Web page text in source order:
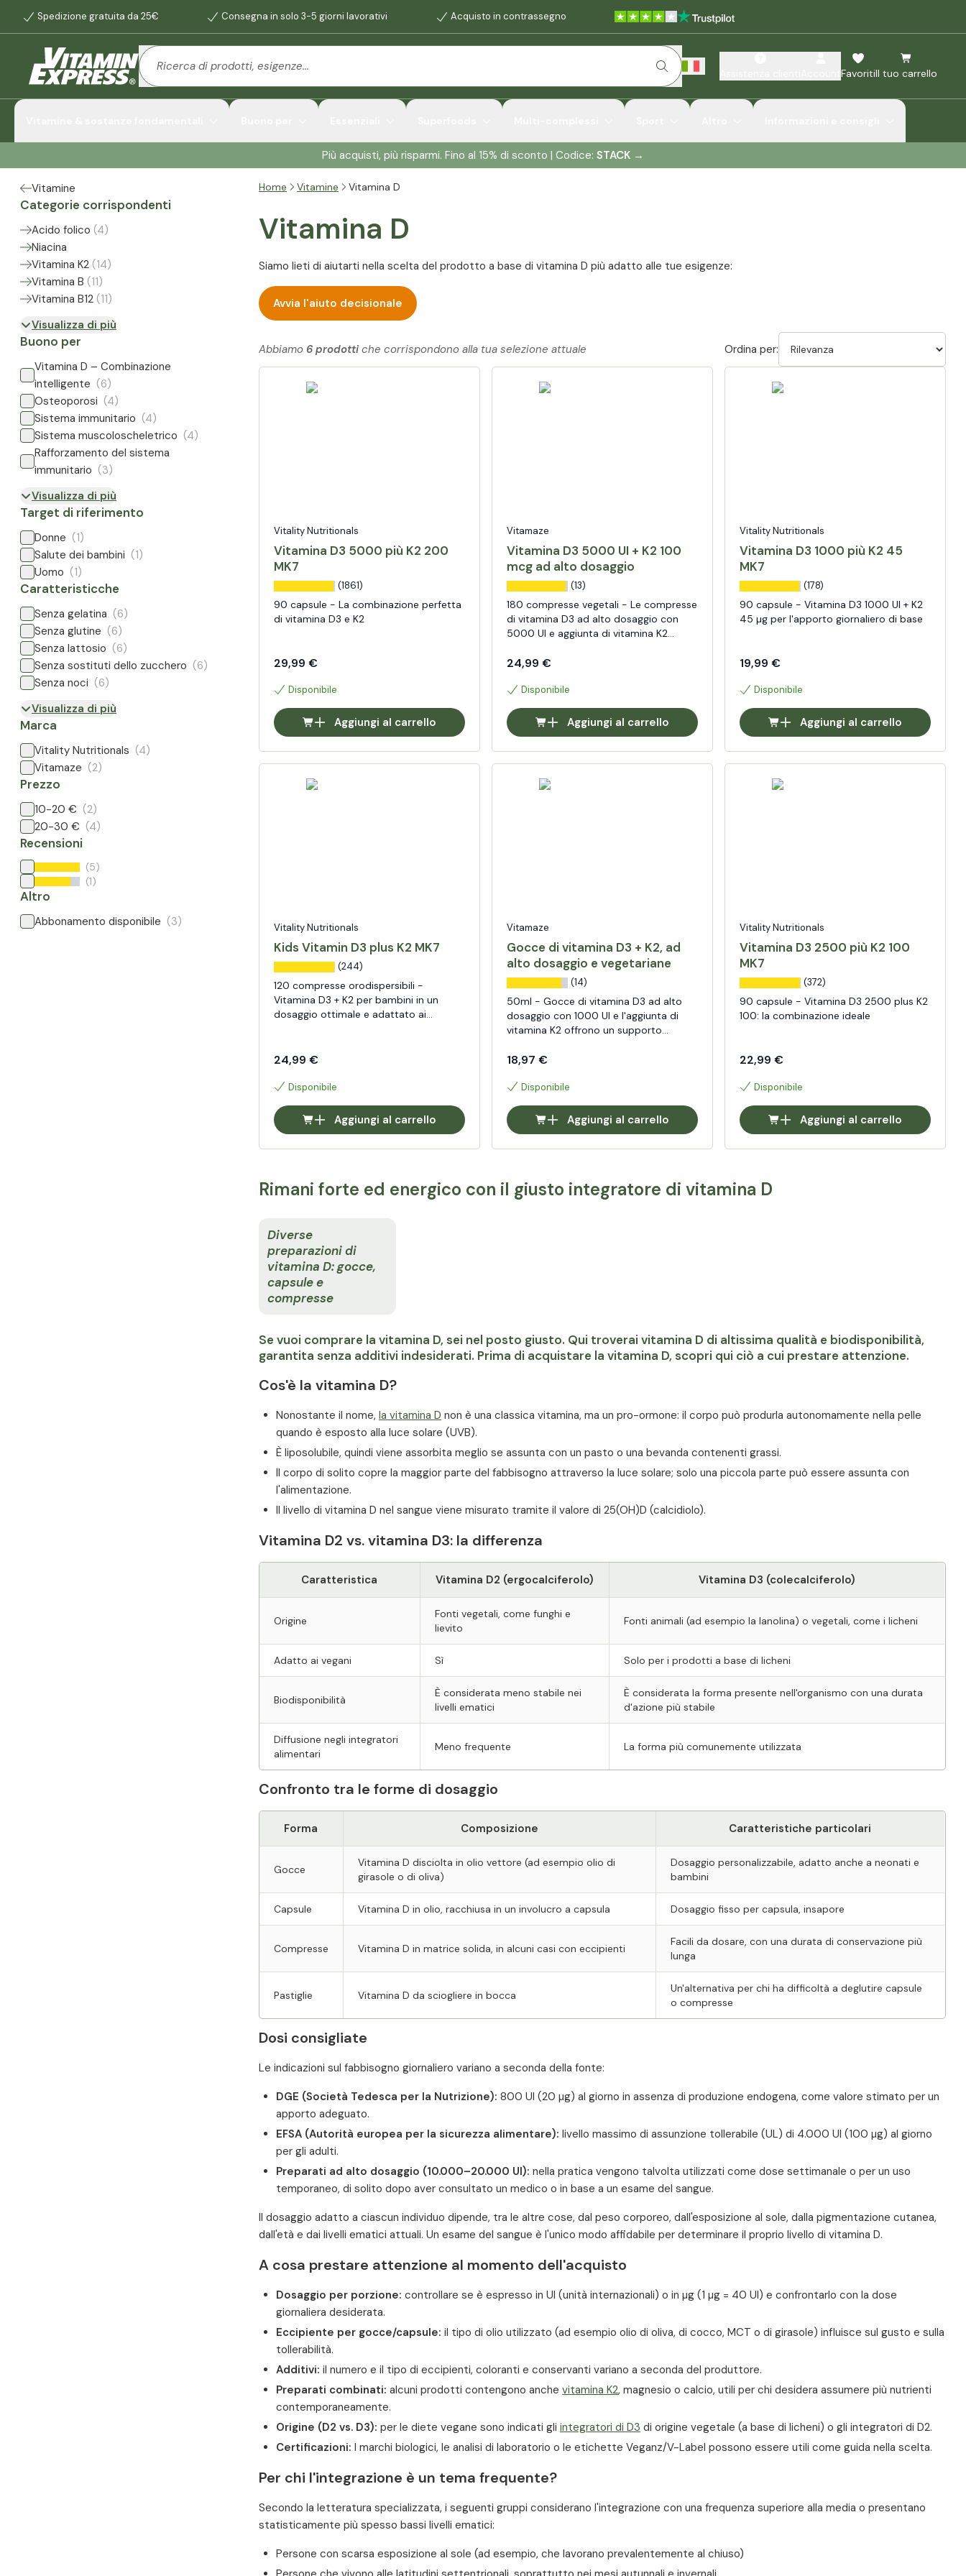
Spedizione gratuita da 25€ Consegna in solo 3-5 giorni lavorativi Acquisto in contrassegno
FavoritiIl tuo carrello
Più acquisti, più risparmi. Fino al 15% di sconto | Codice: STACK →
Vitamine
Categorie corrispondenti
Acido folico (4)
Niacina
Vitamina K2 (14)
Vitamina B (11)
Vitamina B12 (11)
Visualizza di più
Buono per
Vitamina D – Combinazione
intelligente (6)
Osteoporosi (4)
Sistema immunitario (4)
Sistema muscoloscheletrico (4)
Rafforzamento del sistema
immunitario (3)
Visualizza di più
Target di riferimento
Donne (1)
Salute dei bambini (1)
Uomo (1)
Caratteristicche
Senza gelatina (6)
Senza glutine (6)
Senza lattosio (6)
Senza sostituti dello zucchero (6)
Senza noci (6)
Visualizza di più
Marca
Vitality Nutritionals (4)
Vitamaze (2)
Prezzo
10-20 € (2)
20-30 € (4)
Recensioni
(5)
(1)
Altro
Abbonamento disponibile (3)
Home Vitamine Vitamina D
Vitamina D
Siamo lieti di aiutarti nella scelta del prodotto a base di vitamina D più adatto alle tue esigenze:
Avvia l'aiuto decisionale
Abbiamo 6 prodottiche corrispondono alla tua selezione attuale Ordina per:
Vitality Nutritionals
Vitamina D3 5000 più K2 200
MK7
(1861)
90 capsule - La combinazione perfetta
di vitamina D3 e K2
29,99 €
Disponibile
Aggiungi al carrello
Vitamaze
Vitamina D3 5000 UI + K2 100
mcg ad alto dosaggio
(13)
180 compresse vegetali - Le compresse
di vitamina D3 ad alto dosaggio con
5000 UI e aggiunta di vitamina K2
muscoli, coagulazione del sangue e
24,99 €
Disponibile
Aggiungi al carrello
Vitality Nutritionals
Vitamina D3 1000 più K2 45
MK7
(178)
90 capsule - Vitamina D3 1000 UI + K2
45 µg per l'apporto giornaliero di base
19,99 €
Disponibile
Aggiungi al carrello
Vitality Nutritionals
Kids Vitamin D3 plus K2 MK7
(244)
120 compresse orodispersibili -
Vitamina D3 + K2 per bambini in un
dosaggio ottimale e adattato ai
24,99 €
Disponibile
Aggiungi al carrello
Vitamaze
Gocce di vitamina D3 + K2, ad
alto dosaggio e vegetariane
(14)
50ml - Gocce di vitamina D3 ad alto
dosaggio con 1000 UI e l'aggiunta di
vitamina K2 offrono un supporto
coagulazione del sangue e il sistema
18,97 €
Disponibile
Aggiungi al carrello
Vitality Nutritionals
Vitamina D3 2500 più K2 100
MK7
(372)
90 capsule - Vitamina D3 2500 plus K2
100: la combinazione ideale
22,99 €
Disponibile
Aggiungi al carrello
Rimani forte ed energico con il giusto integratore di vitamina D
Diverse
preparazioni di
vitamina D: gocce,
capsule e
compresse
Se vuoi comprare la vitamina D, sei nel posto giusto. Qui troverai vitamina D di altissima qualità e biodisponibilità,
garantita senza additivi indesiderati. Prima di acquistare la vitamina D, scopri qui ciò a cui prestare attenzione.
Cos'è la vitamina D?
Nonostante il nome, la vitamina D non è una classica vitamina, ma un pro-ormone: il corpo può produrla autonomamente nella pelle
quando è esposto alla luce solare (UVB).
È liposolubile, quindi viene assorbita meglio se assunta con un pasto o una bevanda contenenti grassi.
Il corpo di solito copre la maggior parte del fabbisogno attraverso la luce solare; solo una piccola parte può essere assunta con
l'alimentazione.
Il livello di vitamina D nel sangue viene misurato tramite il valore di 25(OH)D (calcidiolo).
Vitamina D2 vs. vitamina D3: la differenza
Caratteristica Vitamina D2 (ergocalciferolo) Vitamina D3 (colecalciferolo)
Origine
Fonti vegetali, come funghi e
lievito
Fonti animali (ad esempio la lanolina) o vegetali, come i licheni
Adatto ai vegani Sì Solo per i prodotti a base di licheni
Biodisponibilità
È considerata meno stabile nei
livelli ematici
È considerata la forma presente nell'organismo con una durata
d'azione più stabile
Diffusione negli integratori
alimentari
Meno frequente La forma più comunemente utilizzata
Confronto tra le forme di dosaggio
Forma Composizione Caratteristiche particolari
Gocce
Vitamina D disciolta in olio vettore (ad esempio olio di
girasole o di oliva)
Dosaggio personalizzabile, adatto anche a neonati e
bambini
Capsule Vitamina D in olio, racchiusa in un involucro a capsula Dosaggio fisso per capsula, insapore
Compresse Vitamina D in matrice solida, in alcuni casi con eccipienti
Facili da dosare, con una durata di conservazione più
lunga
Pastiglie Vitamina D da sciogliere in bocca
Un'alternativa per chi ha difficoltà a deglutire capsule
o compresse
Dosi consigliate
Le indicazioni sul fabbisogno giornaliero variano a seconda della fonte:
DGE (Società Tedesca per la Nutrizione): 800 UI (20 µg) al giorno in assenza di produzione endogena, come valore stimato per un
apporto adeguato.
EFSA (Autorità europea per la sicurezza alimentare): livello massimo di assunzione tollerabile (UL) di 4.000 UI (100 µg) al giorno
per gli adulti.
Preparati ad alto dosaggio (10.000–20.000 UI): nella pratica vengono talvolta utilizzati come dose settimanale o per un uso
temporaneo, di solito dopo aver consultato un medico o in base a un esame del sangue.
Il dosaggio adatto a ciascun individuo dipende, tra le altre cose, dal peso corporeo, dall'esposizione al sole, dalla pigmentazione cutanea,
dall'età e dai livelli ematici attuali. Un esame del sangue è l'unico modo affidabile per determinare il proprio livello di vitamina D.
A cosa prestare attenzione al momento dell'acquisto
Dosaggio per porzione: controllare se è espresso in UI (unità internazionali) o in µg (1 µg = 40 UI) e confrontarlo con la dose
giornaliera desiderata.
Eccipiente per gocce/capsule: il tipo di olio utilizzato (ad esempio olio di oliva, di cocco, MCT o di girasole) influisce sul gusto e sulla
tollerabilità.
Additivi: il numero e il tipo di eccipienti, coloranti e conservanti variano a seconda del produttore.
Preparati combinati: alcuni prodotti contengono anche vitamina K2, magnesio o calcio, utili per chi desidera assumere più nutrienti
contemporaneamente.
Origine (D2 vs. D3): per le diete vegane sono indicati gli integratori di D3 di origine vegetale (a base di licheni) o gli integratori di D2.
Certificazioni: I marchi biologici, le analisi di laboratorio o le etichette Veganz/V-Label possono essere utili come guida nella scelta.
Per chi l'integrazione è un tema frequente?
Secondo la letteratura specializzata, i seguenti gruppi considerano l'integrazione con una frequenza superiore alla media o presentano
statisticamente più spesso bassi livelli ematici:
Persone con scarsa esposizione al sole (ad esempio, che lavorano prevalentemente al chiuso)